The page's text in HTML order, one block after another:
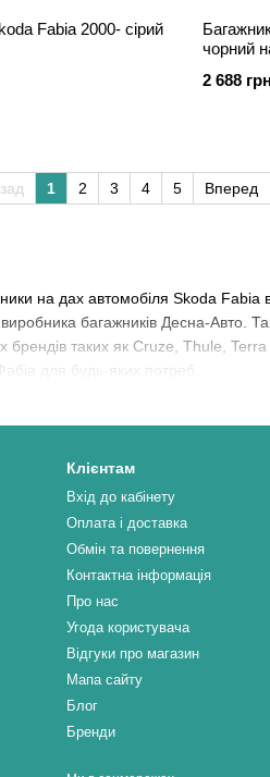
на дах автомобіля Skoda Fabia
багажників Десна-
таких як Cruze, Thule,
для будь-яких потреб.
Fabia 2000- cірий
чорний
2 688 грн
1 2 3 4 5 Вперед
Клієнтам
Вхід до кабінету
Оплата і доставка
Обмін та повернення
Контактна інформація
Про нас
Угода користувача
Відгуки про магазин
Мапа сайту
Блог
Бренди